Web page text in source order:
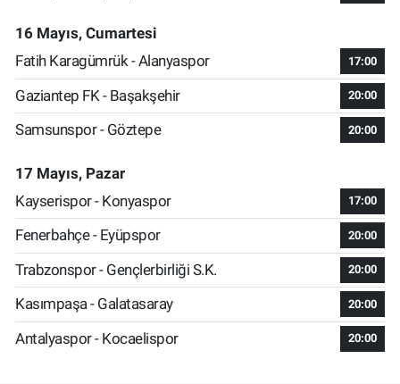
16 Mayıs, Cumartesi
Fatih Karagümrük - Alanyaspor
17:00
Gaziantep FK - Başakşehir 20:00
Samsunspor - Göztepe 20:00
17 Mayıs, Pazar
Kayserispor - Konyaspor
17:00
Fenerbahçe - Eyüpspor 20:00
Trabzonspor - Gençlerbirliği S.K. 20:00
Kasımpaşa - Galatasaray 20:00
Antalyaspor - Kocaelispor 20:00